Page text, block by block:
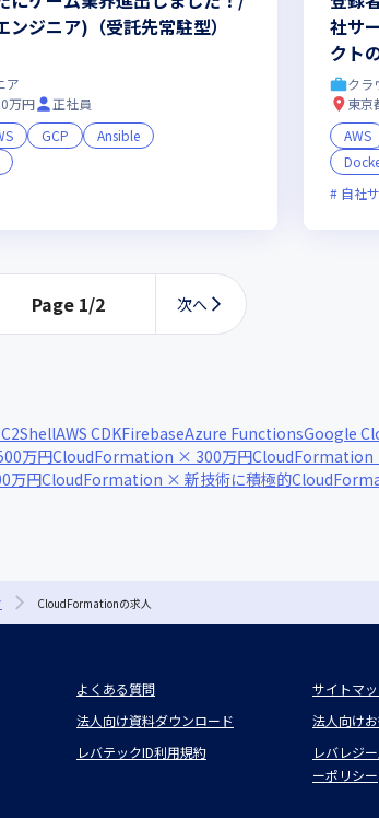
ー企業
ンジニア)（受託先常駐型）
ア
万円
正社員
GCP
Ansible
社サ
クト
テム
ませ
クラ
東京
AWS
自社
Page 1/2 次へ
ShellAWS CDKFirebaseAzure FunctionsGoogle
万円CloudFormation × 300万円CloudFormation
万円CloudFormation × 新技術に積極的
CloudFormationの求人
よくある質問
サイトマ
法人向け資料ダウンロード
法人向け
レバテックID利用規約
レバレジ
ーポリシー